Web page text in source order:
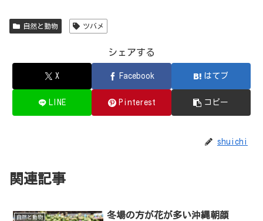
自然と動物 ツバメ
シェアする
X Facebook はてブ
LINE Pinterest コピー
shuichi
関連記事
自然と動物 冬場の方が花が多い沖縄朝顔